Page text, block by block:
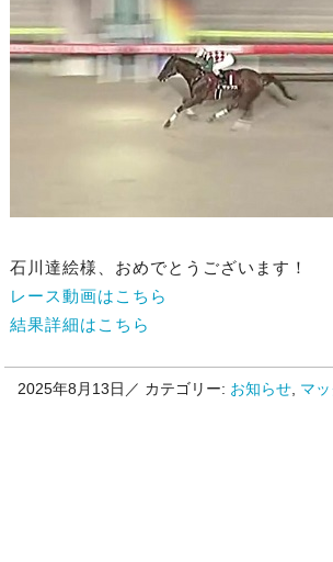
石川達絵様、おめでとうございます！
レース動画はこちら
結果詳細はこちら
2025年8月13日／ カテゴリー: お知らせ, マ